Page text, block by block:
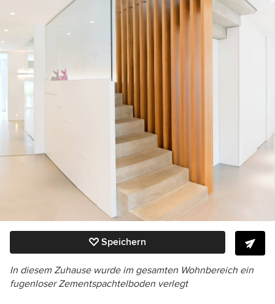
Speichern
In diesem Zuhause wurde im gesamten Wohnbereich ein
fugenloser Zementspachtelboden verlegt